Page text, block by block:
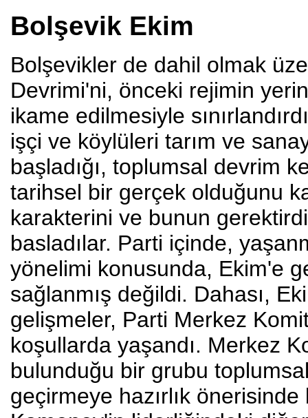
Bolşevik Ekim
Bolşevikler de dahil olmak
Devrimi'ni, önceki rejimin
ikame edilmesiyle
işçi ve köylüleri tarım ve
başladığı, toplumsal devrim
tarihsel bir gerçek olduğunu
karakterini ve bunun
basladılar. Parti içinde,
yönelimi konusunda, Ekim'e
sağlanmış değildi. Dahası,
gelişmeler, Parti Merkez
koşullarda yaşandı. Merkez
bulunduğu bir grubu
geçirmeye hazırlık